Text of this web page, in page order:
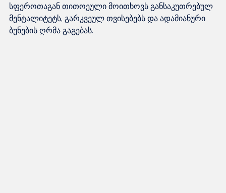
სფეროთაგან თითოეული მოითხოვს განსაკუთრებულ
მენტალიტეტს, გარკვეულ თვისებებს და ადამიანური